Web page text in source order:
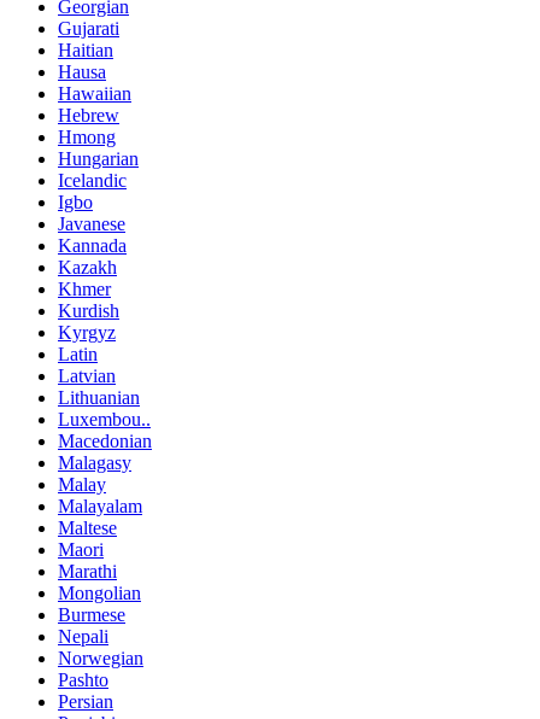
Georgian
Gujarati
Haitian
Hausa
Hawaiian
Hebrew
Hmong
Hungarian
Icelandic
Igbo
Javanese
Kannada
Kazakh
Khmer
Kurdish
Kyrgyz
Latin
Latvian
Lithuanian
Luxembou..
Macedonian
Malagasy
Malay
Malayalam
Maltese
Maori
Marathi
Mongolian
Burmese
Nepali
Norwegian
Pashto
Persian